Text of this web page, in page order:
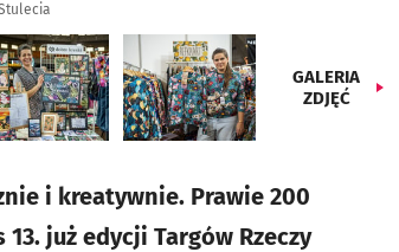
GALERIA
ZDJĘĆ
i kreatywnie. Prawie 200
już edycji Targów Rzeczy